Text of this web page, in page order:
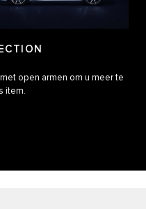
open armen om u meer te
item.